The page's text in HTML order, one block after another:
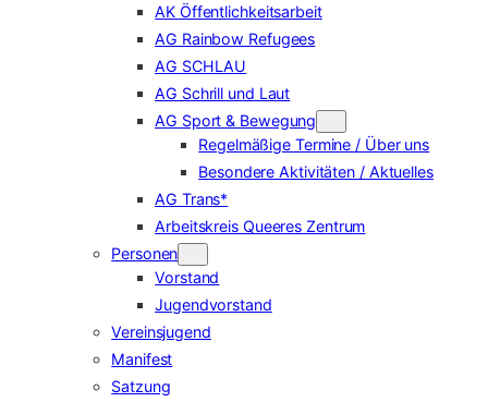
AK Öffentlichkeitsarbeit
AG Rainbow Refugees
AG SCHLAU
AG Schrill und Laut
AG Sport & Bewegung
Regelmäßige Termine / Über uns
Besondere Aktivitäten / Aktuelles
AG Trans*
Arbeitskreis Queeres Zentrum
Personen
Vorstand
Jugendvorstand
Vereinsjugend
Manifest
Satzung